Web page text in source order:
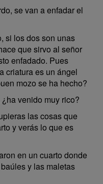
se van a enfadar el
si los dos son unas
que sirvo al señor
enfadado. Pues
criatura es un ángel
mozo se ha hecho?
venido muy rico?
las cosas que
y verás lo que es
en un cuarto donde
y las maletas